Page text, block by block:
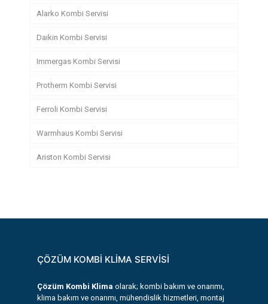
Alarko Kombi Servisi
Daikin Kombi Servisi
Immergas Kombi Servisi
Protherm Kombi Servisi
Ferroli Kombi Servisi
Warmhaus Kombi Servisi
Ariston Kombi Servisi
ÇÖZÜM KOMBİ KLİMA SERVİSİ
Çözüm Kombi Klima olarak; kombi bakım ve onarımı,
klima bakım ve onarımı, mühendislik hizmetleri, montaj